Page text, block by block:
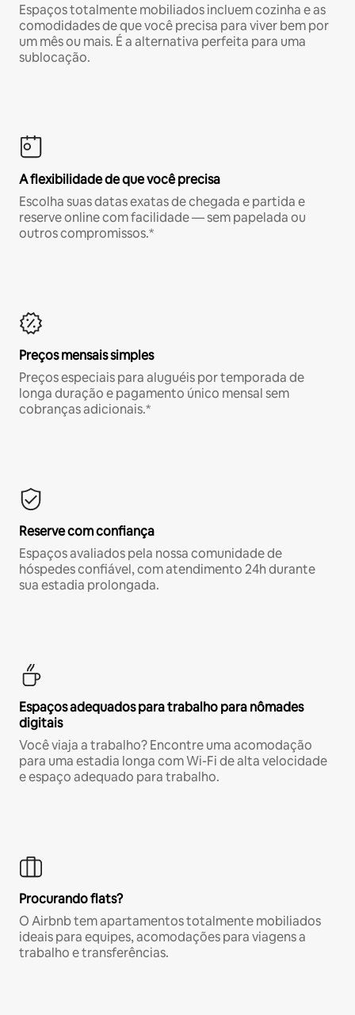
Espaços totalmente mobiliados incluem cozinha e as
comodidades de que você precisa para viver bem por
um mês ou mais. É a alternativa perfeita para uma
sublocação.
A flexibilidade de que você precisa
Escolha suas datas exatas de chegada e partida e
reserve online com facilidade — sem papelada ou
outros compromissos.*
Preços mensais simples
Preços especiais para aluguéis por temporada de
longa duração e pagamento único mensal sem
cobranças adicionais.*
Reserve com confiança
Espaços avaliados pela nossa comunidade de
hóspedes confiável, com atendimento 24h durante
sua estadia prolongada.
Espaços adequados para trabalho para nômades
digitais
Você viaja a trabalho? Encontre uma acomodação
para uma estadia longa com Wi-Fi de alta velocidade
e espaço adequado para trabalho.
Procurando flats?
O Airbnb tem apartamentos totalmente mobiliados
ideais para equipes, acomodações para viagens a
trabalho e transferências.